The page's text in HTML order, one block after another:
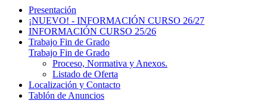
Presentación
¡NUEVO! - INFORMACIÓN CURSO 26/27
INFORMACIÓN CURSO 25/26
Trabajo Fin de Grado
Trabajo Fin de Grado
Proceso, Normativa y Anexos.
Listado de Oferta
Localización y Contacto
Tablón de Anuncios